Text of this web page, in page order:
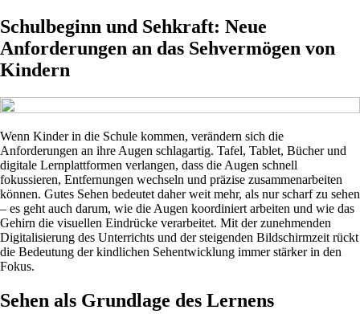
Schulbeginn und Sehkraft: Neue
Anforderungen an das Sehvermögen von
Kindern
Wenn Kinder in die Schule kommen, verändern sich die
Anforderungen an ihre Augen schlagartig. Tafel, Tablet, Bücher und
digitale Lernplattformen verlangen, dass die Augen schnell
fokussieren, Entfernungen wechseln und präzise zusammenarbeiten
können. Gutes Sehen bedeutet daher weit mehr, als nur scharf zu sehen
– es geht auch darum, wie die Augen koordiniert arbeiten und wie das
Gehirn die visuellen Eindrücke verarbeitet. Mit der zunehmenden
Digitalisierung des Unterrichts und der steigenden Bildschirmzeit rückt
die Bedeutung der kindlichen Sehentwicklung immer stärker in den
Fokus.
Sehen als Grundlage des Lernens